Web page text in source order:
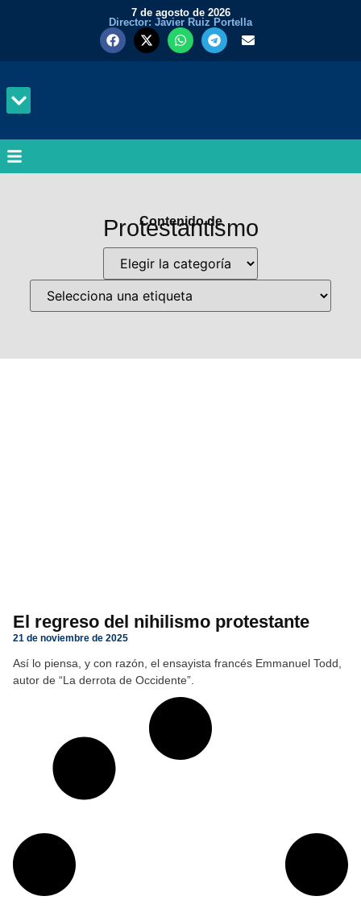
7 de agosto de 2026
Director: Javier Ruiz Portella
Contenido de
Protestantismo
El regreso del nihilismo protestante
21 de noviembre de 2025
Así lo piensa, y con razón, el ensayista francés Emmanuel Todd,
autor de “La derrota de Occidente”.